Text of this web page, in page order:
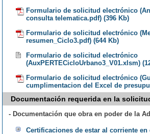
Formulario de solicitud electrónico
consulta telematica.pdf) (396 Kb)
Formulario de solicitud electrónico
resumen_Ciclo3.pdf) (644 Kb)
Formulario de solicitud electrónico
(AuxPERTECicloUrbano3_V01.xlsm)
Formulario de solicitud electrónico
cumplimentacion del Excel de
Documentación requerida en la
- Documentación que obra en poder de la
Certificaciones de estar al corriente en